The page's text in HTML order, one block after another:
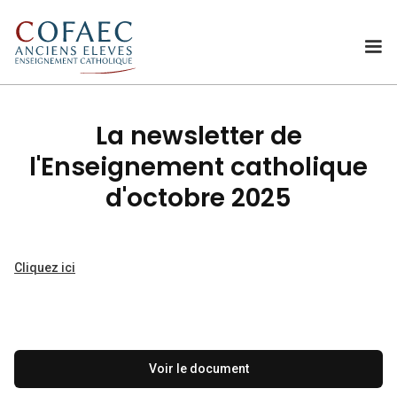
La newsletter de
l'Enseignement catholique
d'octobre 2025
Cliquez ici
Voir le document